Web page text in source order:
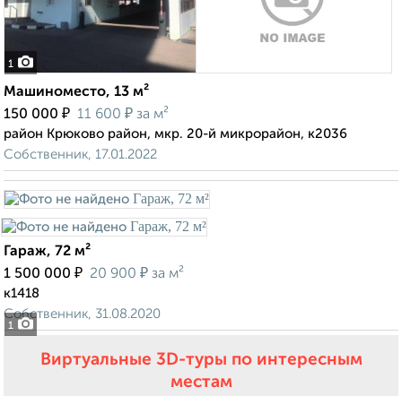
1
Машиноместо, 13 м²
150 000 ₽ 11 600 ₽ за м²
район Крюково район, мкр. 20-й микрорайон, к2036
Собственник, 17.01.2022
1
Гараж, 72 м²
1 500 000 ₽ 20 900 ₽ за м²
к1418
Собственник, 31.08.2020
Виртуальные 3D-туры по интересным
местам